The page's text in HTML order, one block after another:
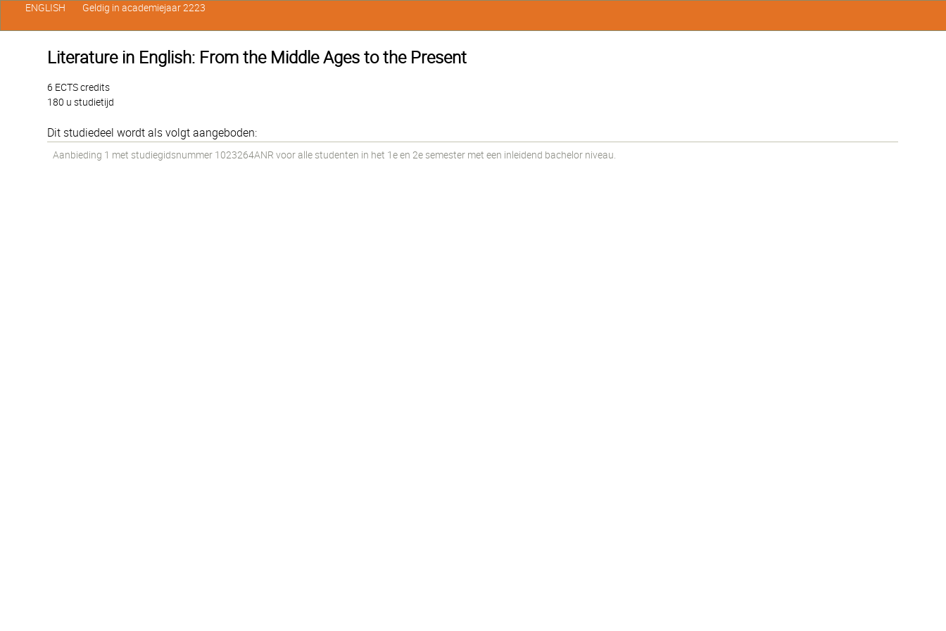
Literature in English: From the Middle Ages to the Present
6 ECTS credits
180 u studietijd
Dit studiedeel wordt als volgt aangeboden:
Aanbieding 1 met studiegidsnummer 1023264ANR voor alle studenten in het 1e en 2e semester met een inleidend bachelor niveau.
ENGLISH Geldig in academiejaar 2223